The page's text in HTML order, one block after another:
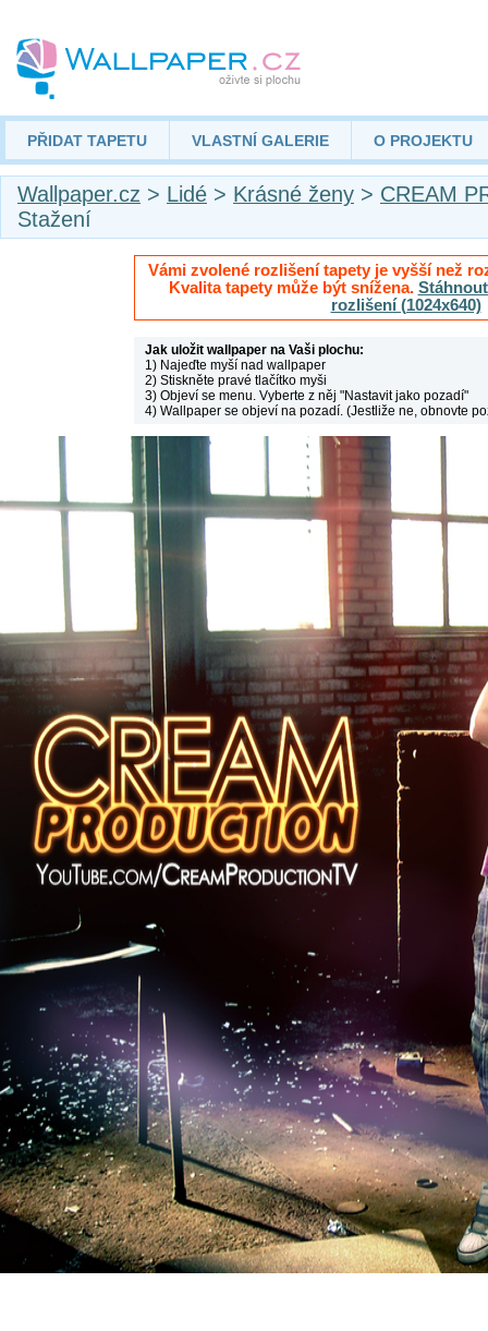
PŘIDAT TAPETU VLASTNÍ GALERIE O PROJEKTU
Wallpaper.cz > Lidé > Krásné ženy > CREAM
Stažení
Vámi zvolené rozlišení tapety je vyšší než
Kvalita tapety může být snížena.
rozlišení (1024x640)
Jak uložit wallpaper na Vaši plochu:
1) Najeďte myší nad wallpaper
2) Stiskněte pravé tlačítko myši
3) Objeví se menu. Vyberte z něj "Nastavit jako pozadí"
4) Wallpaper se objeví na pozadí. (Jestliže ne, obnovte